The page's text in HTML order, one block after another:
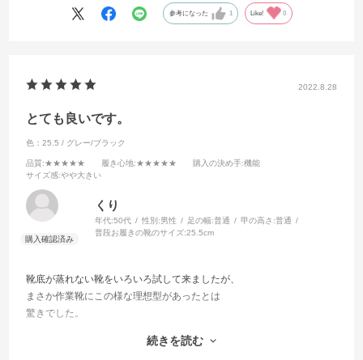
参考になった 1 Like! 0
2022.8.28
とても良いです。
色：25.5 / グレー/ブラック
品質:★★★★★ 履き心地:★★★★★ 購入の決め手:機能
サイズ感:やや大きい
くり
年代:50代 性別:男性 足の幅:普通 甲の高さ:普通
普段お履きの靴のサイズ:25.5cm
靴底が蒸れない靴をいろいろ試して来ましたが、
まさか作業靴にこの様な理想型があったとは
驚きでした。
40度にも迫る夏場の使用にも関わらず、
続きを読む